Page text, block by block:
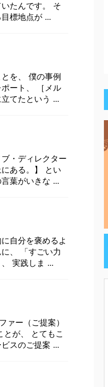
たんです。 そ
標地点が ...
を、 僕の事例
ート、 ［メル
てたという ...
・ディレクター
ある。】 とい
葉がいきな ...
自分を褒めるよ
、 「すごい力
実践しま ...
ァー（ご提案）
とが、 とてもこ
スのご提案 ...